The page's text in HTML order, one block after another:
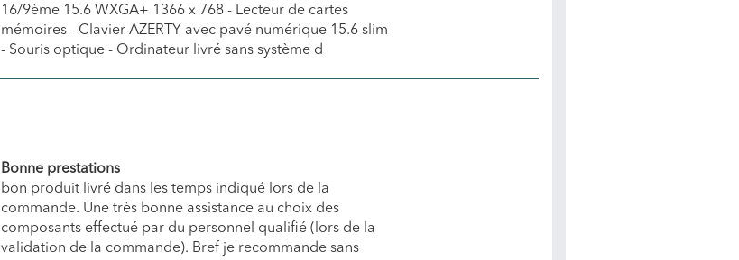
16/9ème 15.6 WXGA+ 1366 x 768 - Lecteur de cartes
mémoires - Clavier AZERTY avec pavé numérique 15.6 slim
- Souris optique - Ordinateur livré sans système d
Bonne prestations
bon produit livré dans les temps indiqué lors de la
commande. Une très bonne assistance au choix des
composants effectué par du personnel qualifié (lors de la
validation de la commande). Bref je recommande sans